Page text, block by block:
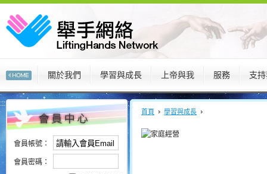
關於我們 學習與成長 上帝與我 服務 支
:::
會員帳號：
會員密碼：
:::
首頁 學習與成長